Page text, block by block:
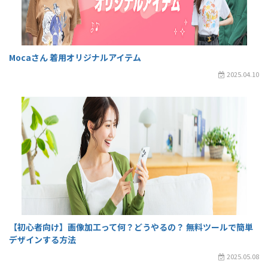
Mocaさん 着用オリジナルアイテム
2025.04.10
【初心者向け】画像加工って何？どうやるの？ 無料ツールで簡単
デザインする方法
2025.05.08